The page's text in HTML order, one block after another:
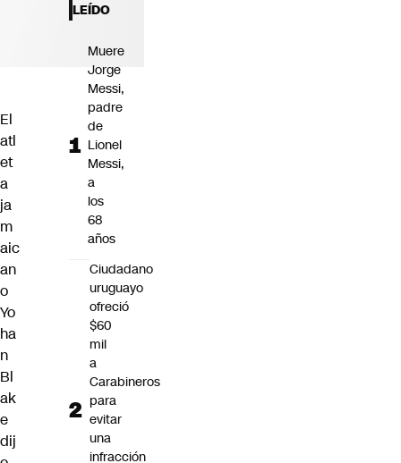
El
atl
et
a
ja
m
aic
an
o
Yo
ha
n
Bl
ak
e
dij
LEÍDO
Muere
Jorge
Messi,
padre
de
Lionel
Messi,
a
los
68
años
Ciudadano
uruguayo
ofreció
$60
mil
a
Carabineros
para
evitar
una
infracción